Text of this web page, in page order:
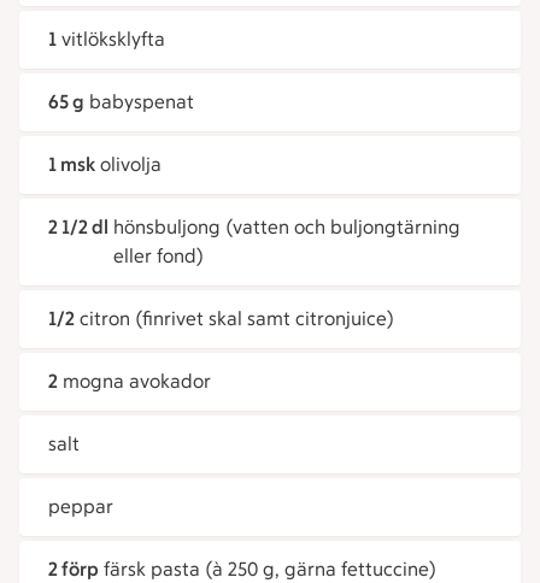
1 vitlöksklyfta
65 g babyspenat
1 msk olivolja
2 1/2 dl hönsbuljong (vatten och buljongtärning
eller fond)
1/2 citron (finrivet skal samt citronjuice)
2 mogna avokador
salt
peppar
2 förp färsk pasta (à 250 g, gärna fettuccine)